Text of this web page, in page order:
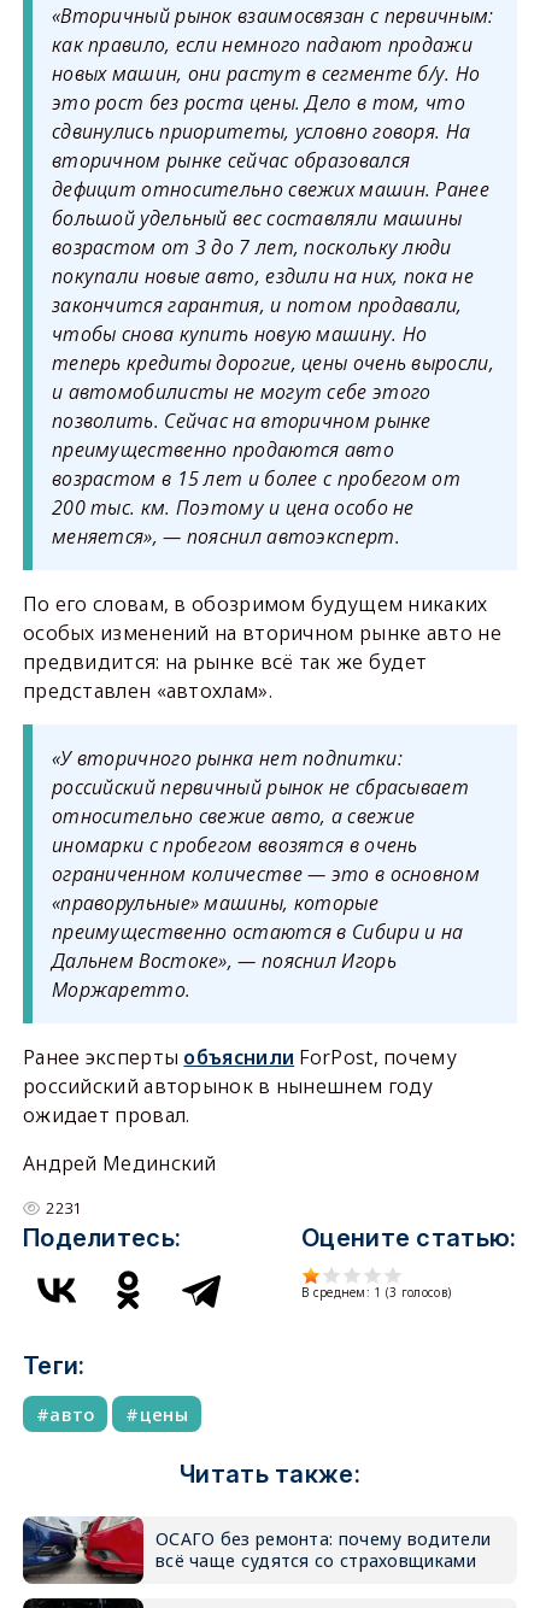
«Вторичный рынок взаимосвязан с первичным:
как правило, если немного падают продажи
новых машин, они растут в сегменте б/у. Но
это рост без роста цены. Дело в том, что
сдвинулись приоритеты, условно говоря. На
вторичном рынке сейчас образовался
дефицит относительно свежих машин. Ранее
большой удельный вес составляли машины
возрастом от 3 до 7 лет, поскольку люди
покупали новые авто, ездили на них, пока не
закончится гарантия, и потом продавали,
чтобы снова купить новую машину. Но
теперь кредиты дорогие, цены очень выросли,
и автомобилисты не могут себе этого
позволить. Сейчас на вторичном рынке
преимущественно продаются авто
возрастом в 15 лет и более с пробегом от
200 тыс. км. Поэтому и цена особо не
меняется», — пояснил автоэксперт.
По его словам, в обозримом будущем никаких
особых изменений на вторичном рынке авто не
предвидится: на рынке всё так же будет
представлен «автохлам».
«У вторичного рынка нет подпитки:
российский первичный рынок не сбрасывает
относительно свежие авто, а свежие
иномарки с пробегом ввозятся в очень
ограниченном количестве — это в основном
«праворульные» машины, которые
преимущественно остаются в Сибири и на
Дальнем Востоке», — пояснил Игорь
Моржаретто.
Ранее эксперты объяснили ForPost, почему
российский авторынок в нынешнем году
ожидает провал.
Андрей Мединский
2231
Поделитесь: Оцените статью:
В среднем: 1 (3 голосов)
Теги:
авто цены
Читать также:
ОСАГО без ремонта: почему водители
всё чаще судятся со страховщиками